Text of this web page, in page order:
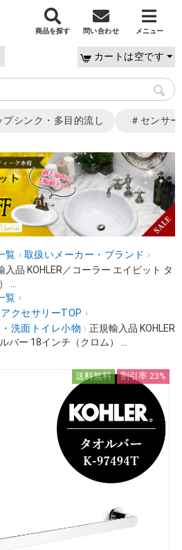
商品を探す 問い合わせ メニュー
カートは空です
プシンク・多目的流し ＃センサ
覧 › 取扱いメーカー・ブランド ›
入品 KOHLER／コーラー エイビット タ
...
覧 ›
クセサリーTOP ›
洗面トイレ小物 › 正規輸入品 KOHLER
バー 18インチ（クロム） ...
送料無料 割引率 23%